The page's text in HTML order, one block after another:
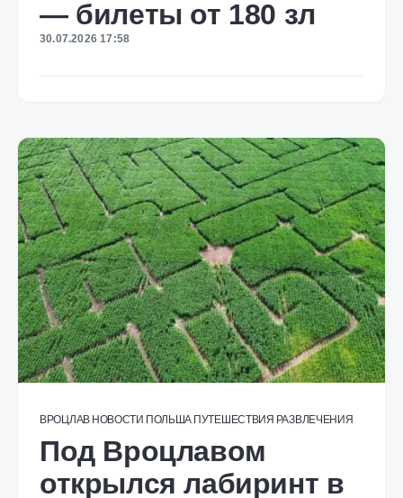
— билеты от 180 зл
30.07.2026 17:58
ВРОЦЛАВ НОВОСТИ ПОЛЬША ПУТЕШЕСТВИЯ РАЗВЛЕЧЕНИЯ
Под Вроцлавом
открылся лабиринт в